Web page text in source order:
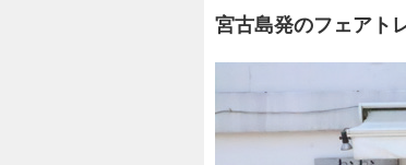
宮古島発のフェアト